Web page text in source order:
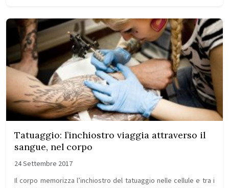
Tatuaggio: l’inchiostro viaggia attraverso il
sangue, nel corpo
24 Settembre 2017
Il corpo memorizza l’inchiostro del tatuaggio nelle cellule e tra i